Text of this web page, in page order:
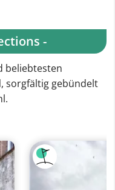
-
beliebtesten
sorgfältig gebündelt